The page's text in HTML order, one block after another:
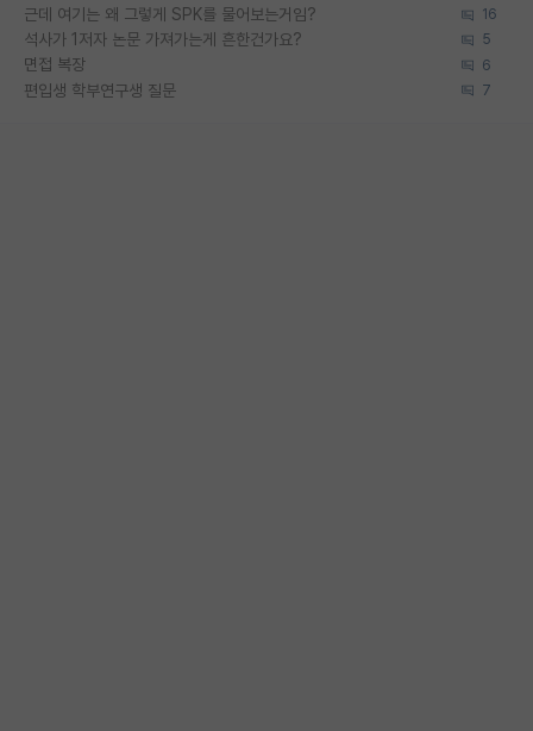
근데 여기는 왜 그렇게 SPK를 물어보는거임? 16
석사가 1저자 논문 가져가는게 흔한건가요? 5
면접 복장 6
편입생 학부연구생 질문 7